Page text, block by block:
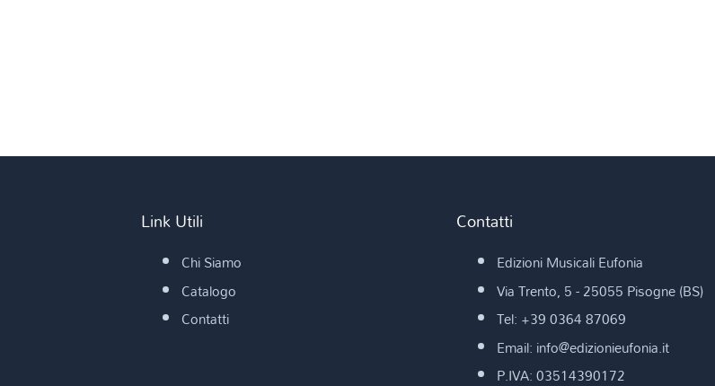
Link Utili
Chi Siamo
Catalogo
Contatti
Contatti
Edizioni Musicali Eufonia
Via Trento, 5 - 25055 Pisogne (BS)
Tel: +39 0364 87069
Email: info@edizionieufonia.it
P.IVA: 03514390172